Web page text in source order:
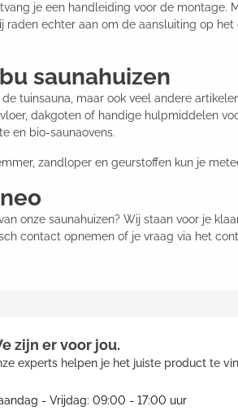
je een handleiding voor de
raden echter aan om de aansluiting op
saunahuizen
tuinsauna, maar ook veel andere
dakgoten of handige hulpmiddelen
en bio-saunaovens.
zandloper en geurstoffen kun je
onze saunahuizen? Wij staan voor je
contact opnemen of je vraag via het
zijn er voor jou.
experts helpen je het juiste product te
- Vrijdag: 09:00 - 17:00 uur